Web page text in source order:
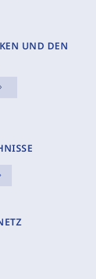
UND DEN